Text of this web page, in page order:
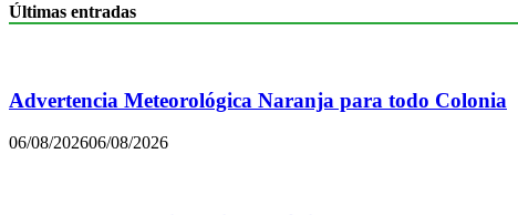
Últimas entradas
Advertencia Meteorológica Naranja para todo Colonia
06/08/202606/08/2026